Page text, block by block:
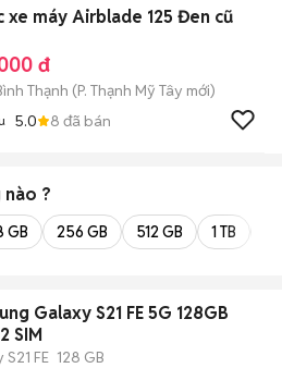
xe máy Airblade 125 Đen cũ
đ
Thạnh (P. Thạnh Mỹ Tây mới)
5.0 8 đã bán
nào ?
GB 256 GB 512 GB 1 TB
Galaxy S21 FE 5G 128GB
SIM
FE 128 GB